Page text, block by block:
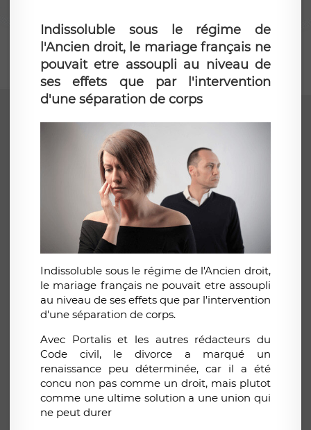
Indissoluble sous le régime de
l'Ancien droit, le mariage français ne
pouvait etre assoupli au niveau de
ses effets que par l'intervention
d'une séparation de corps
Indissoluble sous le régime de l'Ancien droit,
le mariage français ne pouvait etre assoupli
au niveau de ses effets que par l'intervention
d'une séparation de corps.
Avec Portalis et les autres rédacteurs du
Code civil, le divorce a marqué un
renaissance peu déterminée, car il a été
concu non pas comme un droit, mais plutot
comme une ultime solution a une union qui
ne peut durer